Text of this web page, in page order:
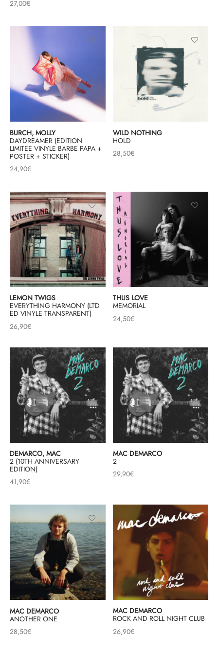
27,00€
BURCH, MOLLY
DAYDREAMER (EDITION
LIMITEE VINYLE BARBE PAPA +
POSTER + STICKER)
24,90€
WILD NOTHING
HOLD
28,50€
LEMON TWIGS
EVERYTHING HARMONY (LTD
ED VINYLE TRANSPARENT)
26,90€
THUS LOVE
MEMORIAL
24,50€
DEMARCO, MAC
2 (10TH ANNIVERSARY
EDITION)
41,90€
MAC DEMARCO
2
29,90€
MAC DEMARCO
ANOTHER ONE
28,50€
MAC DEMARCO
ROCK AND ROLL NIGHT CLUB
26,90€